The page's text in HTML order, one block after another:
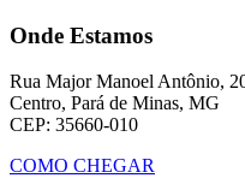
Onde Estamos
Rua Major Manoel Antônio,
Centro, Pará de Minas, MG
CEP: 35660-010
COMO CHEGAR